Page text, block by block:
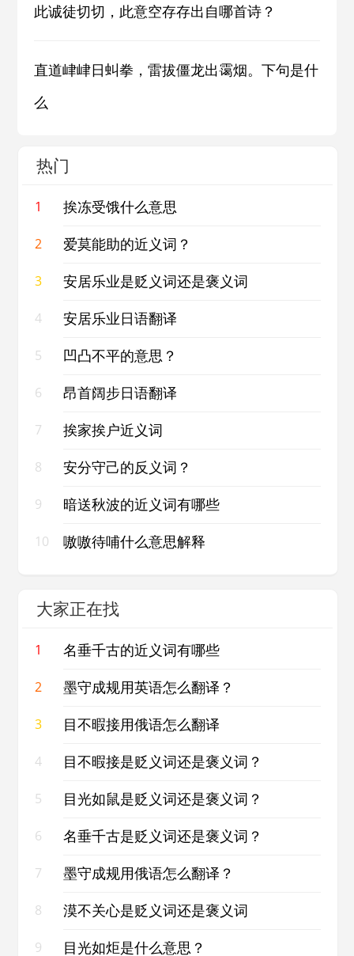
此诚徒切切，此意空存存出自哪首诗？
直道峍峍日虯拳，雷拔僵龙出霭烟。下句是什
么
热门
1 挨冻受饿什么意思
2 爱莫能助的近义词？
3 安居乐业是贬义词还是褒义词
4 安居乐业日语翻译
5 凹凸不平的意思？
6 昂首阔步日语翻译
7 挨家挨户近义词
8 安分守己的反义词？
9 暗送秋波的近义词有哪些
10 嗷嗷待哺什么意思解释
大家正在找
1 名垂千古的近义词有哪些
2 墨守成规用英语怎么翻译？
3 目不暇接用俄语怎么翻译
4 目不暇接是贬义词还是褒义词？
5 目光如鼠是贬义词还是褒义词？
6 名垂千古是贬义词还是褒义词？
7 墨守成规用俄语怎么翻译？
8 漠不关心是贬义词还是褒义词
9 目光如炬是什么意思？